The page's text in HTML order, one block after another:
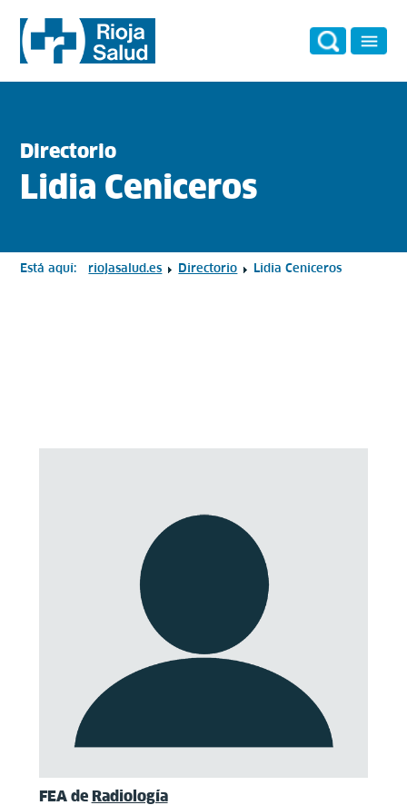
Directorio
Lidia Ceniceros
Está aquí: riojasalud.es Directorio Lidia Ceniceros
FEA de Radiología